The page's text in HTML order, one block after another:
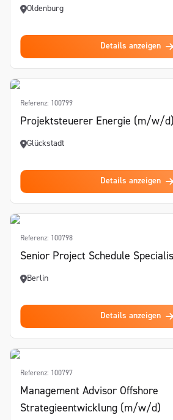
Oldenburg
Details anzeigen
Referenz: 100799
Projektsteuerer Energie (m/w/d)
Glückstadt
Details anzeigen
Referenz: 100798
Senior Project Schedule
Berlin
Details anzeigen
Referenz: 100797
Management Advisor Offshore
Strategieentwicklung (m/w/d)